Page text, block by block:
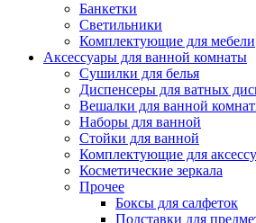
Банкетки
Светильники
Комплектующие для мебели
Аксессуары для ванной комнаты
Сушилки для белья
Диспенсеры для ватных
Вешалки для ванной
Наборы для ванной
Стойки для ванной
Комплектующие для
Косметические зеркала
Прочее
Боксы для салфеток
Подставки для